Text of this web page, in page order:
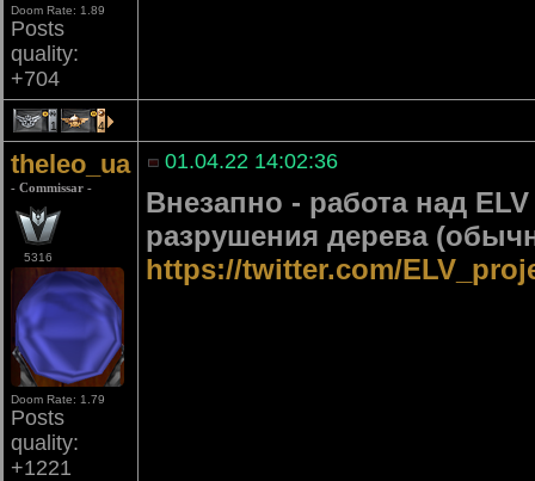
Doom Rate: 1.89
Posts
quality:
+704
1 4
theleo_ua
- Commissar -
5316
Doom Rate: 1.79
Posts
quality:
+1221
01.04.22 14:02:36
Внезапно - работа над
разрушения дерева
https://twitter.com/